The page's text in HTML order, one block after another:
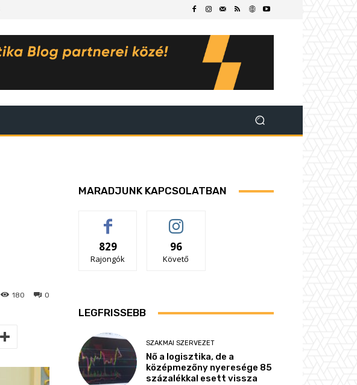
0
180
MARADJUNK KAPCSOLATBAN
829
Rajongók
96
Követő
LEGFRISSEBB
SZAKMAI SZERVEZET
Nő a logisztika, de a
középmezőny nyeresége 85
százalékkal esett vissza